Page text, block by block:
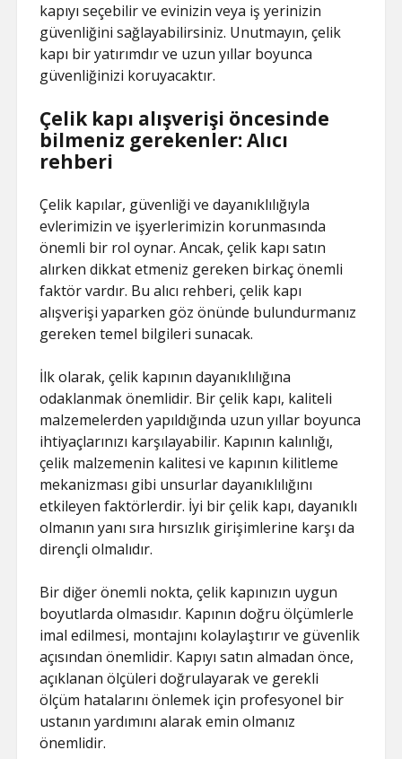
kapıyı seçebilir ve evinizin veya iş yerinizin
güvenliğini sağlayabilirsiniz. Unutmayın, çelik
kapı bir yatırımdır ve uzun yıllar boyunca
güvenliğinizi koruyacaktır.
Çelik kapı alışverişi öncesinde
bilmeniz gerekenler: Alıcı
rehberi
Çelik kapılar, güvenliği ve dayanıklılığıyla
evlerimizin ve işyerlerimizin korunmasında
önemli bir rol oynar. Ancak, çelik kapı satın
alırken dikkat etmeniz gereken birkaç önemli
faktör vardır. Bu alıcı rehberi, çelik kapı
alışverişi yaparken göz önünde bulundurmanız
gereken temel bilgileri sunacak.
İlk olarak, çelik kapının dayanıklılığına
odaklanmak önemlidir. Bir çelik kapı, kaliteli
malzemelerden yapıldığında uzun yıllar boyunca
ihtiyaçlarınızı karşılayabilir. Kapının kalınlığı,
çelik malzemenin kalitesi ve kapının kilitleme
mekanizması gibi unsurlar dayanıklılığını
etkileyen faktörlerdir. İyi bir çelik kapı, dayanıklı
olmanın yanı sıra hırsızlık girişimlerine karşı da
dirençli olmalıdır.
Bir diğer önemli nokta, çelik kapınızın uygun
boyutlarda olmasıdır. Kapının doğru ölçümlerle
imal edilmesi, montajını kolaylaştırır ve güvenlik
açısından önemlidir. Kapıyı satın almadan önce,
açıklanan ölçüleri doğrulayarak ve gerekli
ölçüm hatalarını önlemek için profesyonel bir
ustanın yardımını alarak emin olmanız
önemlidir.